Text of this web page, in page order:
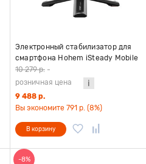
Электронный стабилизатор для
смартфона Hohem iSteady Mobile
Plus версия 2024 черный
10 279 р. -
розничная цена
9 488 р.
Вы экономите 791 р. (8%)
В корзину
-8%